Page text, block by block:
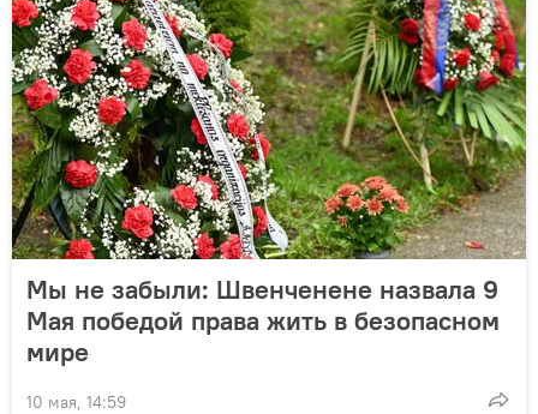
Мы не забыли: Швенченене назвала 9
Мая победой права жить в безопасном
мире
10 мая, 14:59